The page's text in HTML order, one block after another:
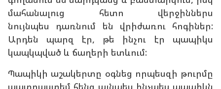
մահանալուց հետո վերջիններս
նույնպես դառնում են վրիժառու հոգիներ:
Արդեն պարզ էր, թե ինչու էր պապիկս
կապկպված և ճաղերի ետևում:
Պապիկի աշակերտը օգնեց որպեսզի թուրմը